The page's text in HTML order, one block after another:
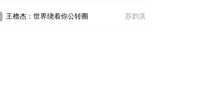
王橹杰：世界绕着你公转圈 苏韵淇